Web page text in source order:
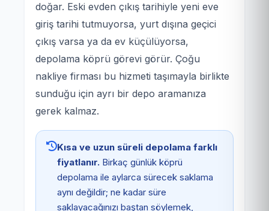
doğar. Eski evden çıkış tarihiyle yeni eve
giriş tarihi tutmuyorsa, yurt dışına geçici
çıkış varsa ya da ev küçülüyorsa,
depolama köprü görevi görür. Çoğu
nakliye firması bu hizmeti taşımayla birlikte
sunduğu için ayrı bir depo aramanıza
gerek kalmaz.
Kısa ve uzun süreli depolama farklı
fiyatlanır. Birkaç günlük köprü
depolama ile aylarca sürecek saklama
aynı değildir; ne kadar süre
saklayacağınızı baştan söylemek,